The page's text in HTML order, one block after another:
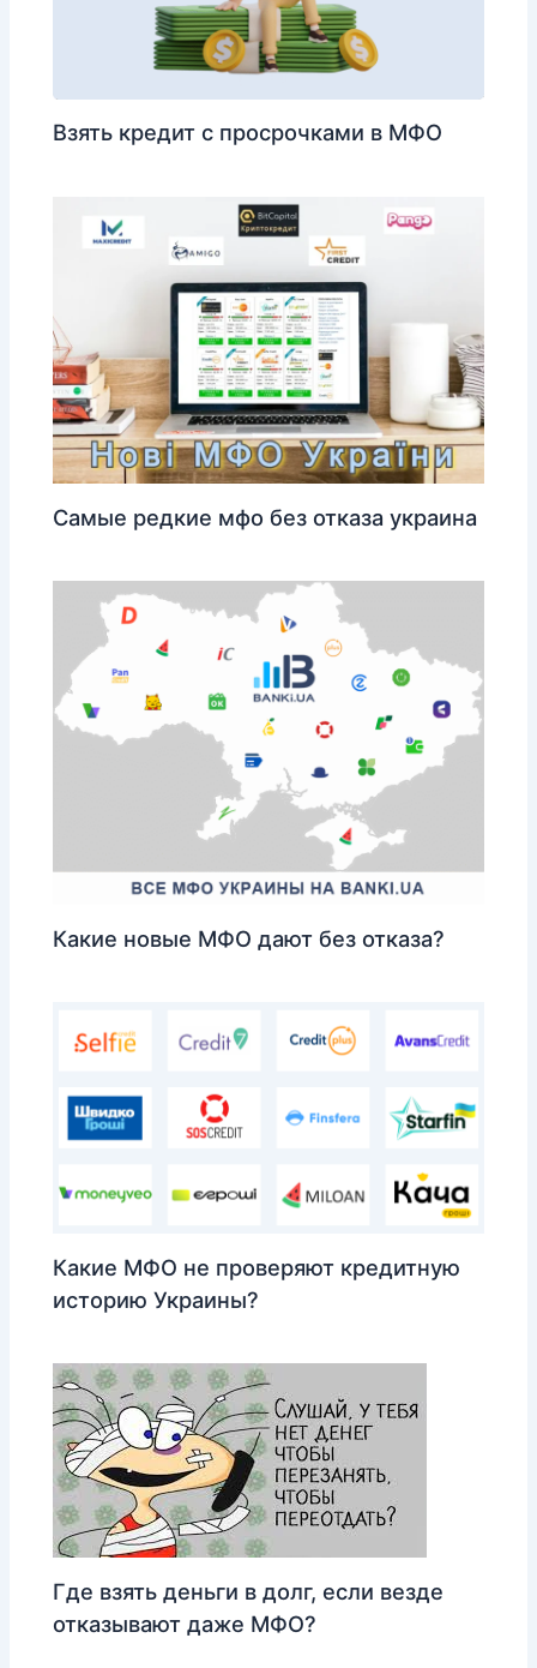
Взять кредит с просрочками в МФО
Самые редкие мфо без отказа украина
Какие новые МФО дают без отказа?
Какие МФО не проверяют кредитную
историю Украины?
Где взять деньги в долг, если везде
отказывают даже МФО?